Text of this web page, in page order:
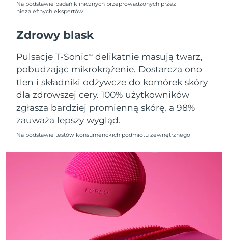
Na podstawie badań klinicznych przeprowadzonych przez
niezależnych ekspertów
Zdrowy blask
Pulsacje T-SonicTM
delikatnie masują twarz,
pobudzając mikrokrążenie. Dostarcza ono
tlen i składniki odżywcze do komórek skóry
dla zdrowszej cery. 100% użytkowników
zgłasza bardziej promienną skórę, a 98%
zauważa lepszy wygląd.
Na podstawie testów konsumenckich podmiotu zewnętrznego
Nowa Zelandia
Oczekiwany czas dostawy
09/08/2026
Norwegia
Oczekiwany czas dostawy
09/08/2026
Oman
Oczekiwany czas dostawy
12/08/2026
Oczekiwany czas dostawy
Oczekiwany czas dostawy
Portoryko
Oczekiwany czas dostawy